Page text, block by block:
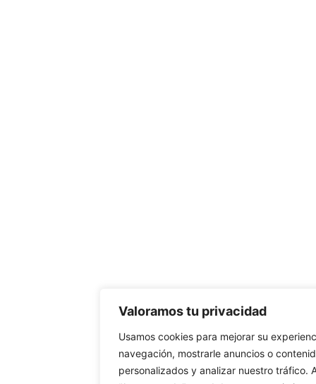
Valoramos tu privacidad
Usamos cookies para mejorar su
navegación, mostrarle anuncios o
personalizados y analizar nuestro tráfico.